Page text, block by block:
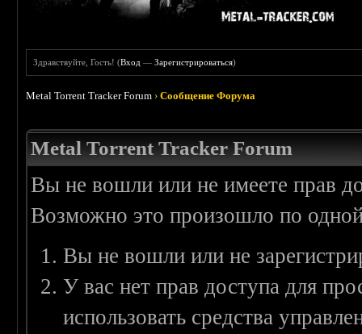
Здравствуйте, Гость! (Вход —Зарегистрироваться)
Metal Torrent Tracker Forum ›Сообщение Форума
Metal Torrent Tracker Forum
Вы не вошли или не имеете прав
Возможно это произошло по
Вы не вошли или не
У вас нет прав доступа для
использовать средства